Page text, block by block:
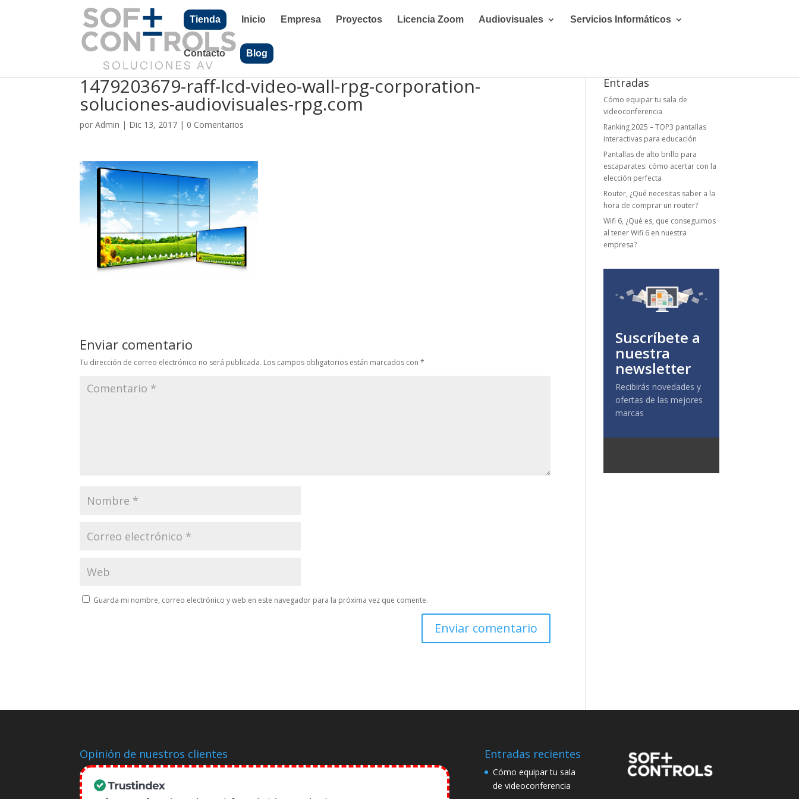
Tienda Inicio Empresa Proyectos Licencia Zoom Audiovisuales Servicios Informáticos
Contacto Blog
1479203679-raff-lcd-video-wall-rpg-corporation-
soluciones-audiovisuales-rpg.com
porAdmin | Dic 13, 2017 | 0 Comentarios
Enviar comentario
Tu dirección de correo electrónico no será publicada. Los campos obligatorios están marcados con*
Guarda mi nombre, correo electrónico y web en este navegador para la próxima vez que comente.
Entradas
Cómo equipar tu sala de
videoconferencia
Ranking 2025 – TOP3 pantallas
interactivas para educación
Pantallas de alto brillo para
escaparates: cómo acertar con la
elección perfecta
Router, ¿Qué necesitas saber a la
hora de comprar un router?
Wifi 6, ¿Qué es, que conseguimos
al tener Wifi 6 en nuestra
empresa?
Suscríbete a
nuestra
newsletter
Recibirás novedades y
ofertas de las mejores
marcas
Opinión de nuestros clientes Entradas recientes
Cómo equipar tu sala
de videoconferencia